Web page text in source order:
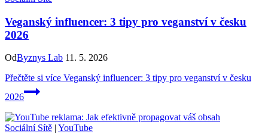
Veganský influencer: 3 tipy pro veganství v česku
2026
OdByznys Lab 11. 5. 2026
Přečtěte si více Veganský influencer: 3 tipy pro veganství v česku
2026
Sociální Sítě | YouTube